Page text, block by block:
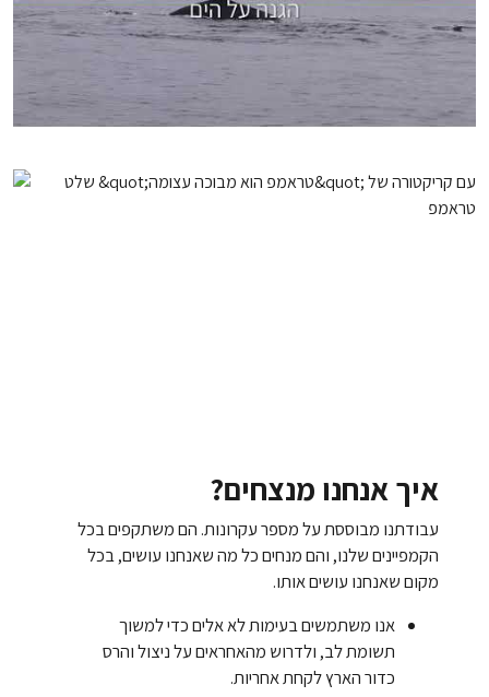
איך אנחנו מנצחים?
עבודתנו מבוססת על מספר עקרונות. הם משתקפים בכל
הקמפיינים שלנו, והם מנחים כל מה שאנחנו עושים, בכל
מקום שאנחנו עושים אותו.
אנו משתמשים בעימות לא אלים כדי למשוך
תשומת לב, ולדרוש מהאחראים על ניצול והרס
כדור הארץ לקחת אחריות.